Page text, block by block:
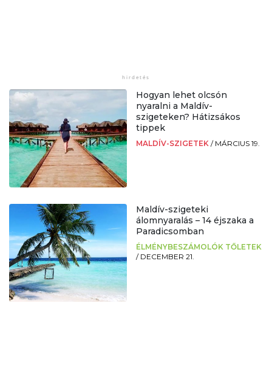
Hogyan lehet olcsón
nyaralni a Maldív-
szigeteken? Hátizsákos
tippek
MALDÍV-SZIGETEK / MÁRCIUS 19.
Maldív-szigeteki
álomnyaralás – 14 éjszaka a
Paradicsomban
ÉLMÉNYBESZÁMOLÓK TŐLETEK
/ DECEMBER 21.